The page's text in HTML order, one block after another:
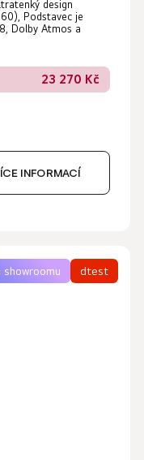
design
Podstavec je
Dolby Atmos a
23 270 Kč
INFORMACÍ
showroomu dtest